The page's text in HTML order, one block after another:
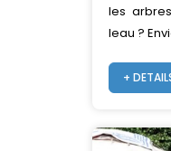
les
leau ?
+